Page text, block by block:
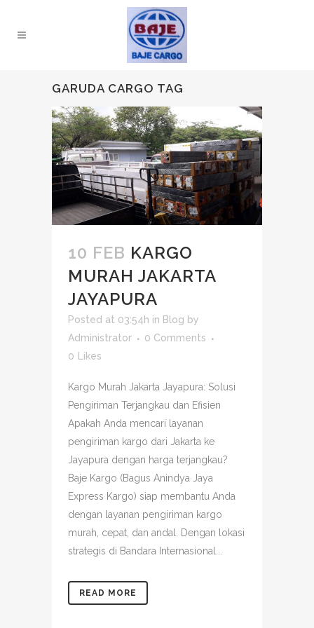
GARUDA CARGO TAG
10 FEB KARGO
MURAH JAKARTA
JAYAPURA
Posted at 03:54h in Blog by
Administrator
0 Comments
0
Likes
Kargo Murah Jakarta Jayapura: Solusi
Pengiriman Terjangkau dan Efisien
Apakah Anda mencari layanan
pengiriman kargo dari Jakarta ke
Jayapura dengan harga terjangkau?
Baje Kargo (Bagus Anindya Jaya
Express Kargo) siap membantu Anda
dengan layanan pengiriman kargo
murah, cepat, dan andal. Dengan lokasi
strategis di Bandara Internasional...
READ MORE